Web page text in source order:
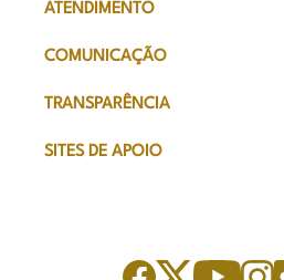
ATENDIMENTO
COMUNICAÇÃO
TRANSPARÊNCIA
SITES DE APOIO